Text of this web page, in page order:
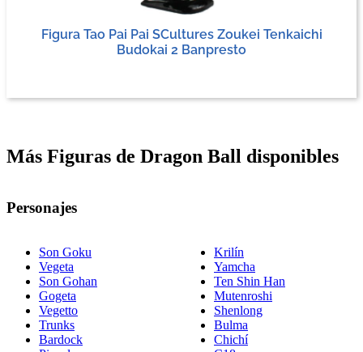
Figura Tao Pai Pai SCultures Zoukei Tenkaichi
Budokai 2 Banpresto
Más Figuras de Dragon Ball disponibles
Personajes
Son Goku
Vegeta
Son Gohan
Gogeta
Vegetto
Trunks
Bardock
Krilín
Yamcha
Ten Shin Han
Mutenroshi
Shenlong
Bulma
Chichí